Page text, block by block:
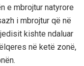
e mbrojtur natyrore
i mbrojtur që në
kishte ndaluar
në ketë zonë,